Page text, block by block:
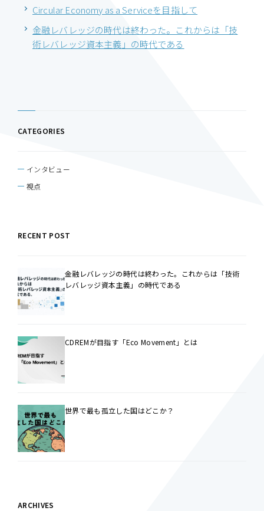
Circular Economy as a Serviceを目指して
金融レバレッジの時代は終わった。これからは「技
術レバレッジ資本主義」の時代である
CATEGORIES
インタビュー
視点
RECENT POST
金融レバレッジの時代は終わった。これからは「技術
レバレッジ資本主義」の時代である
CDREMが目指す「Eco Movement」とは
世界で最も孤立した国はどこか？
ARCHIVES